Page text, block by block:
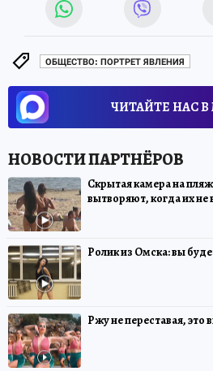
ОБЩЕСТВО: ПОРТРЕТ ЯВЛЕНИЯ
ЧИТАЙТЕ НАС В
Скрытая камера на
вытворяют, когда их не
Ролик из Омска: вы
Ржу не переставая, это